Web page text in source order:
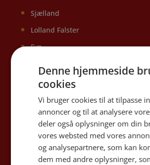
Sjælland
Lolland Falster
Fyn
Bestil begravelsen online
Praktisk hjælp
Min Sidste Vilje
Nyttig viden
Denne hjemmeside
cookies
Vi bruger cookies til at tilpasse
annoncer og til at analysere
deler også oplysninger om din
vores websted med vores
og analysepartnere, som kan
dem med andre oplysninger,